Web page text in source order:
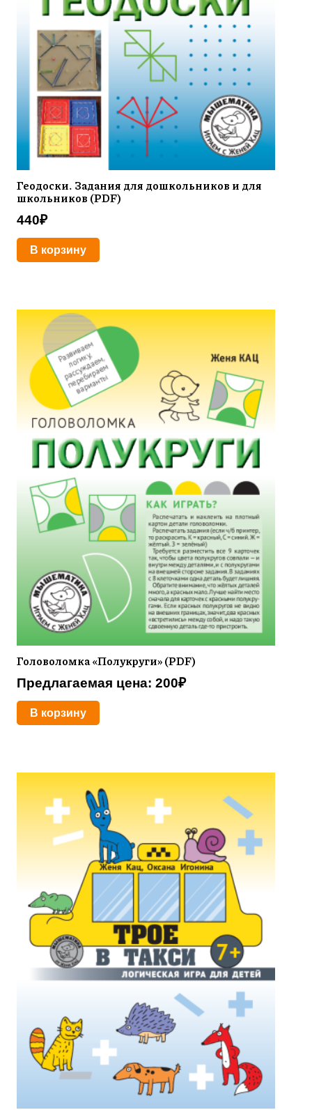
Геодоски. Задания для дошкольников и для
школьников (PDF)
440₽
В корзину
Головоломка «Полукруги» (PDF)
Предлагаемая цена: 200₽
В корзину